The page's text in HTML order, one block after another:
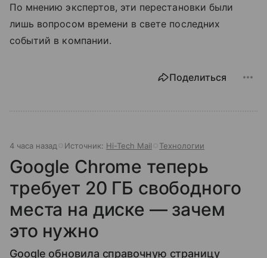
По мнению экспертов, эти перестановки были
лишь вопросом времени в свете последних
событий в компании.
Поделиться
4 часа назад Источник: Hi-Tech Mail Технологии
Google Chrome теперь
требует 20 ГБ свободного
места на диске — зачем
это нужно
Google обновила справочную страницу